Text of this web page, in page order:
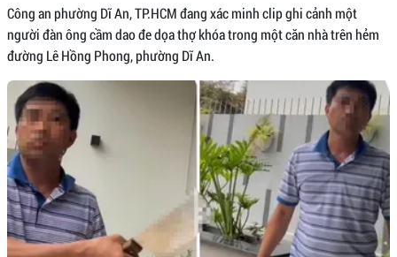
Công an phường Dĩ An, TP.HCM đang xác minh clip ghi cảnh một
người đàn ông cầm dao đe dọa thợ khóa trong một căn nhà trên hẻm
đường Lê Hồng Phong, phường Dĩ An.